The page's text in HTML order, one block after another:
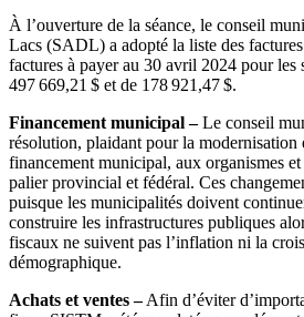
À l’ouverture de la séance, le conseil
Lacs (SADL) a adopté la liste des
factures à payer au 30 avril 2024 pour les
497 669,21 $ et de 178 921,47 $.
Financement municipal –Le conseil
résolution, plaidant pour la modernisation
financement municipal, aux organismes
palier provincial et fédéral. Ces
puisque les municipalités doivent
construire les infrastructures publiques
fiscaux ne suivent pas l’inflation ni la
démographique.
Achats et ventes –Afin d’éviter